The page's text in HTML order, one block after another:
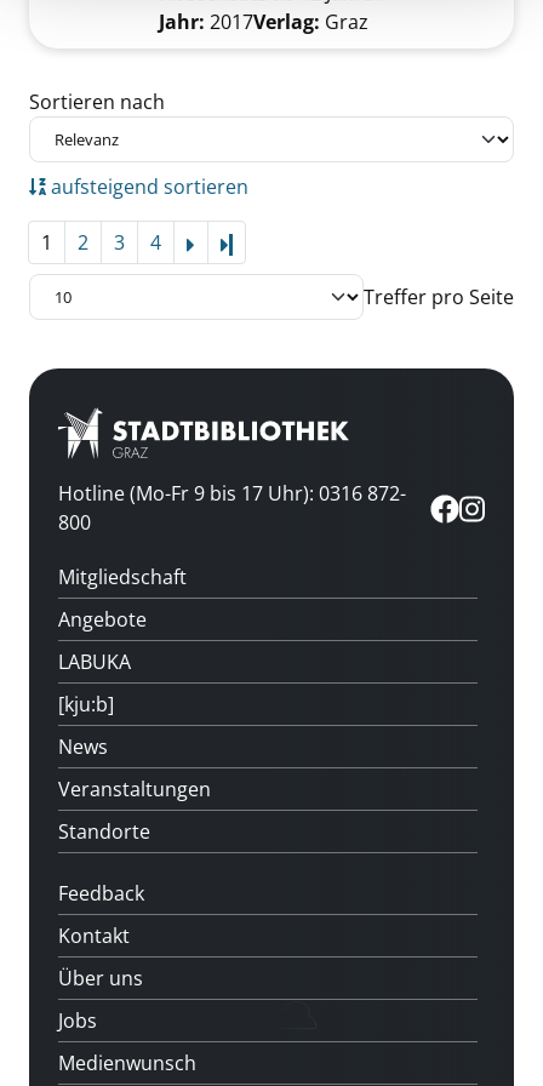
Suche nach diesem Verfasser
Jahr: 2017Verlag: Graz
Zu den Suchfiltern springen
Sortieren nach
aufsteigend sortieren
1 2 3 4
Treffer pro Seite
Hotline (Mo-Fr 9 bis 17 Uhr): 0316 872-
800
Mitgliedschaft
Angebote
LABUKA
[kju:b]
News
Veranstaltungen
Standorte
Feedback
Kontakt
Über uns
Jobs
Medienwunsch